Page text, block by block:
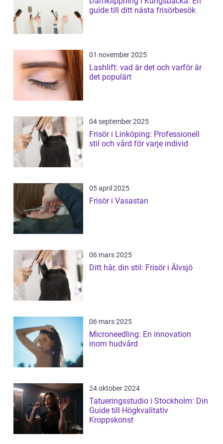
guide till ditt nästa frisörbesök
01 november 2025
Lashlift: vad är det och varför är
det populärt
04 september 2025
Frisör i Linköping: Professionell
stil och vård för varje individ
05 april 2025
Frisör i Vasastan
06 mars 2025
Ditt hår, din stil: Frisör i Älvsjö
06 mars 2025
Microneedling: En innovation
inom hudvård
24 oktober 2024
Tatueringsstudio i Stockholm: Din
Guide till Högkvalitativ
Kroppskonst